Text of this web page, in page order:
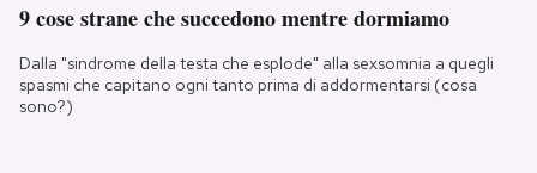
9 cose strane che succedono mentre dormiamo
Dalla "sindrome della testa che esplode" alla sexsomnia a quegli
spasmi che capitano ogni tanto prima di addormentarsi (cosa
sono?)